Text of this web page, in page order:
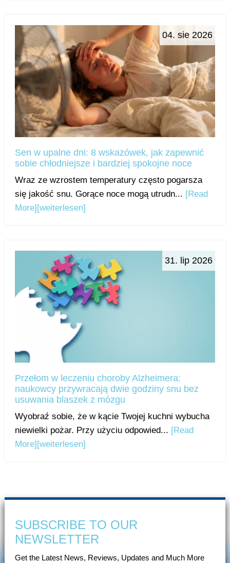
04. sie 2026
Sen w upalne dni: 8 wskazówek, jak zapewnić
sobie chłodniejsze i bardziej spokojne noce
Wraz ze wzrostem temperatury często pogarsza
się jakość snu. Gorące noce mogą utrudn... [Read
More] [weiterlesen]
31. lip 2026
Przełom w leczeniu choroby Alzheimera:
naukowcy przywracają dwie godziny snu bez
usuwania blaszek z mózgu
Wyobraź sobie, że w kącie Twojej kuchni wybucha
niewielki pożar. Przy użyciu odpowied... [Read
More][weiterlesen]
SUBSCRIBE TO OUR
NEWSLETTER
Get the Latest News, Reviews, Updates and Much More